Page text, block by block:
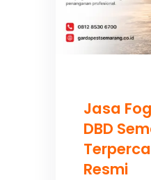
Jasa
DBD
Resmi